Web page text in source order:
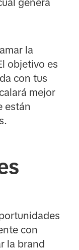
genera
la
objetivo es
con tus
mejor
están
con
la brand